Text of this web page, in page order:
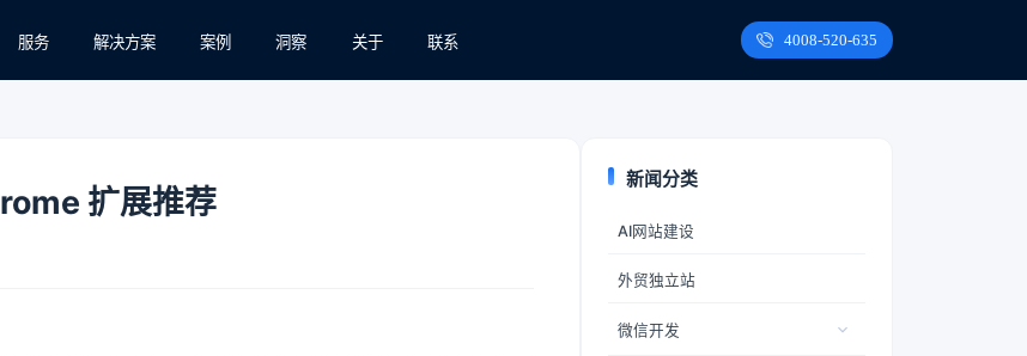
服务 解决方案 案例 洞察 关于 联系 4008-520-635
扩展推荐
新闻分类
AI网站建设
外贸独立站
微信开发